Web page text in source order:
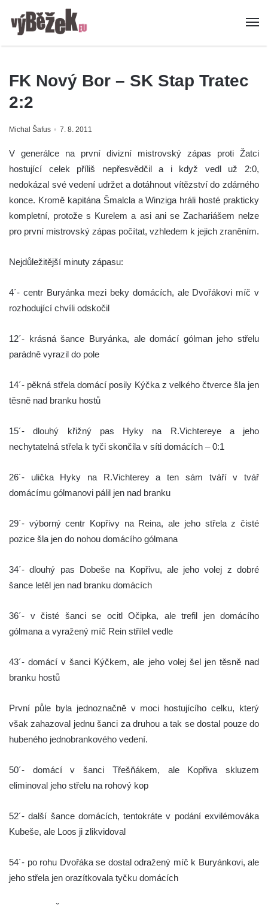
FK Nový Bor – SK Stap Tratec
2:2
Michal Šafus 7. 8. 2011
V generálce na první divizní mistrovský zápas proti Žatci
hostující celek příliš nepřesvědčil a i když vedl už 2:0,
nedokázal své vedení udržet a dotáhnout vítězství do zdárného
konce. Kromě kapitána Šmalcla a Winziga hráli hosté prakticky
kompletní, protože s Kurelem a asi ani se Zachariášem nelze
pro první mistrovský zápas počítat, vzhledem k jejich zraněním.
Nejdůležitější minuty zápasu:
4´- centr Buryánka mezi beky domácích, ale Dvořákovi míč v
rozhodující chvíli odskočil
12´- krásná šance Buryánka, ale domácí gólman jeho střelu
parádně vyrazil do pole
14´- pěkná střela domácí posily Kýčka z velkého čtverce šla jen
těsně nad branku hostů
15´- dlouhý křižný pas Hyky na R.Vichtereye a jeho
nechytatelná střela k tyči skončila v síti domácích – 0:1
26´- ulička Hyky na R.Vichterey a ten sám tváří v tvář
domácímu gólmanovi pálil jen nad branku
29´- výborný centr Kopřivy na Reina, ale jeho střela z čisté
pozice šla jen do nohou domácího gólmana
34´- dlouhý pas Dobeše na Kopřivu, ale jeho volej z dobré
šance letěl jen nad branku domácích
36´- v čisté šanci se ocitl Očipka, ale trefil jen domácího
gólmana a vyražený míč Rein střílel vedle
43´- domácí v šanci Kýčkem, ale jeho volej šel jen těsně nad
branku hostů
První půle byla jednoznačně v moci hostujícího celku, který
však zahazoval jednu šanci za druhou a tak se dostal pouze do
hubeného jednobrankového vedení.
50´- domácí v šanci Třešňákem, ale Kopřiva skluzem
eliminoval jeho střelu na rohový kop
52´- další šance domácích, tentokráte v podání exvilémováka
Kubeše, ale Loos ji zlikvidoval
54´- po rohu Dvořáka se dostal odražený míč k Buryánkovi, ale
jeho střela jen orazítkovala tyčku domácích